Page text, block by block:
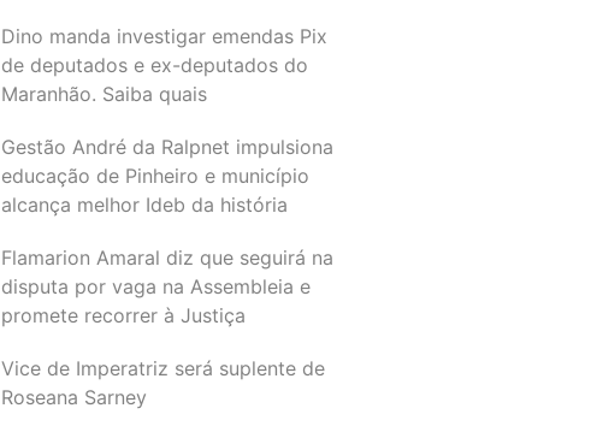
Dino manda investigar emendas Pix
de deputados e ex-deputados do
Maranhão. Saiba quais
Gestão André da Ralpnet impulsiona
educação de Pinheiro e município
alcança melhor Ideb da história
Flamarion Amaral diz que seguirá na
disputa por vaga na Assembleia e
promete recorrer à Justiça
Vice de Imperatriz será suplente de
Roseana Sarney